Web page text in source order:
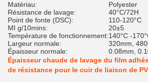
Matériau:
Polyester
Résistance de lavage:
40°C/72H
Point de fonte (DSC):
110-120°C
MI g/10mins:
20±5
Température de fonctionnement:140°C -
Largeur normale:
320mm,
Épaisseur normale:
0.08mm,
Épaisseur chaude de lavage du film
de résistance pour le cuir de liaison de